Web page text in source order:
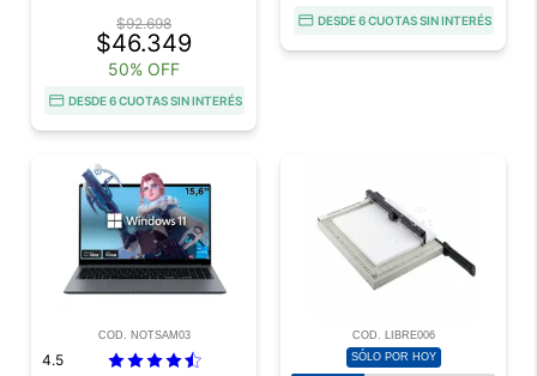
$92.698
$46.349
50% OFF
DESDE 6 CUOTAS SIN INTERÉS
DESDE 6 CUOTAS SIN INTERÉS
COD. NOTSAM03
4.5
COD. LIBRE006
SÓLO POR HOY